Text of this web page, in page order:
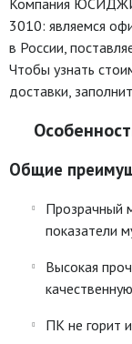
Компания ЮСИДЖИ
3010: являемся
в России,
Чтобы узнать
доставки,
Общие
Прозрачный
показатели
Высокая
ПК не горит